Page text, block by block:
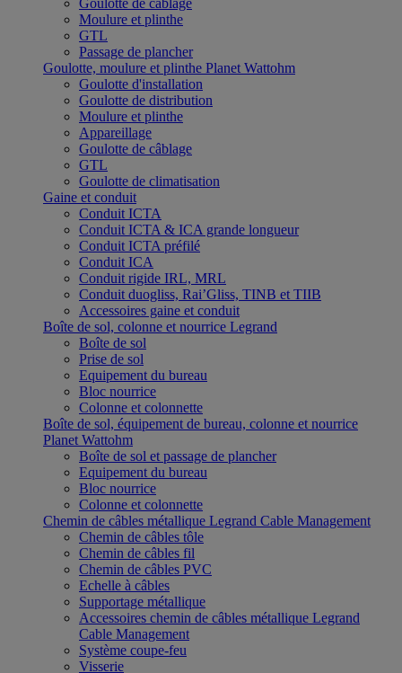
Goulotte de câblage
Moulure et plinthe
GTL
Passage de plancher
Goulotte, moulure et plinthe Planet Wattohm
Goulotte d'installation
Goulotte de distribution
Moulure et plinthe
Appareillage
Goulotte de câblage
GTL
Goulotte de climatisation
Gaine et conduit
Conduit ICTA
Conduit ICTA & ICA grande longueur
Conduit ICTA préfilé
Conduit ICA
Conduit rigide IRL, MRL
Conduit duogliss, Rai’Gliss, TINB et TIIB
Accessoires gaine et conduit
Boîte de sol, colonne et nourrice Legrand
Boîte de sol
Prise de sol
Equipement du bureau
Bloc nourrice
Colonne et colonnette
Boîte de sol, équipement de bureau, colonne et nourrice
Planet Wattohm
Boîte de sol et passage de plancher
Equipement du bureau
Bloc nourrice
Colonne et colonnette
Chemin de câbles métallique Legrand Cable Management
Chemin de câbles tôle
Chemin de câbles fil
Chemin de câbles PVC
Echelle à câbles
Supportage métallique
Accessoires chemin de câbles métallique Legrand
Cable Management
Système coupe-feu
Visserie